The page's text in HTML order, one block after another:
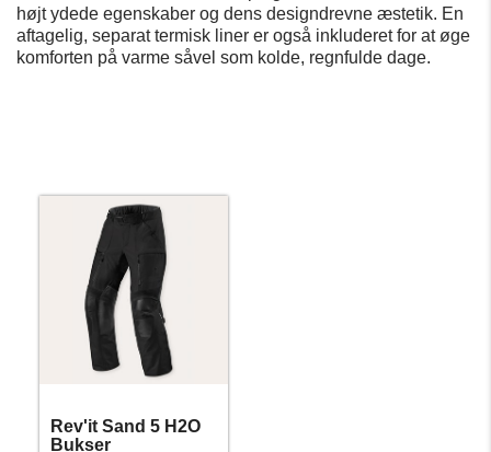
højt ydede egenskaber og dens designdrevne æstetik. En
aftagelig, separat termisk liner er også inkluderet for at øge
komforten på varme såvel som kolde, regnfulde dage.
Rev'it Sand 5 H2O
Bukser